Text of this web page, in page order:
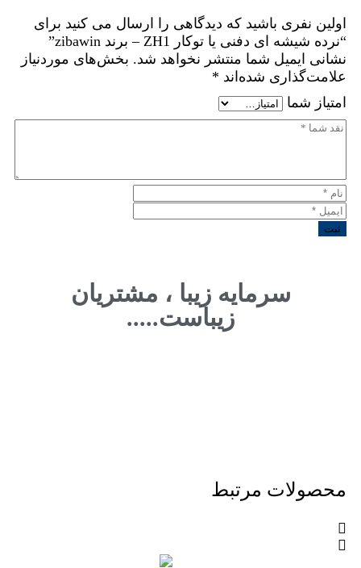
اولین نفری باشید که دیدگاهی را ارسال می کنید برای
“نرده شیشه ای دفنی یا توکار ZH1 – برند zibawin”
نشانی ایمیل شما منتشر نخواهد شد. بخش‌های موردنیاز
علامت‌گذاری شده‌اند *
امتیاز شما
سرمایه زیبا ، مشتریان
زیباست.....
محصولات مرتبط